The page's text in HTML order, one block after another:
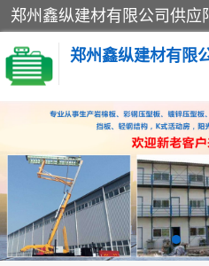
郑州鑫纵建材有限
高空瓦机租赁
CZ型钢
PC多层板